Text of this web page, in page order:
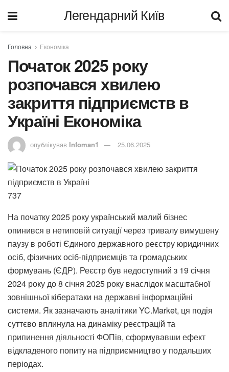
Легендарний Київ
Головна Економіка
Початок 2025 року
розпочався хвилею
закриття підприємств в
Україні Економіка
опублікував Infoman1 25.06.2025
737
На початку 2025 року український малий бізнес
опинився в нетиповій ситуації через тривалу вимушену
паузу в роботі Єдиного державного реєстру юридичних
осіб, фізичних осіб-підприємців та громадських
формувань (ЄДР). Реєстр був недоступний з 19 січня
2024 року до 8 січня 2025 року внаслідок масштабної
зовнішньої кібератаки на державні інформаційні
системи. Як зазначають аналітики YC.Market, ця подія
суттєво вплинула на динаміку реєстрацій та
припинення діяльності ФОПів, сформувавши ефект
відкладеного попиту на підприємництво у подальших
періодах.